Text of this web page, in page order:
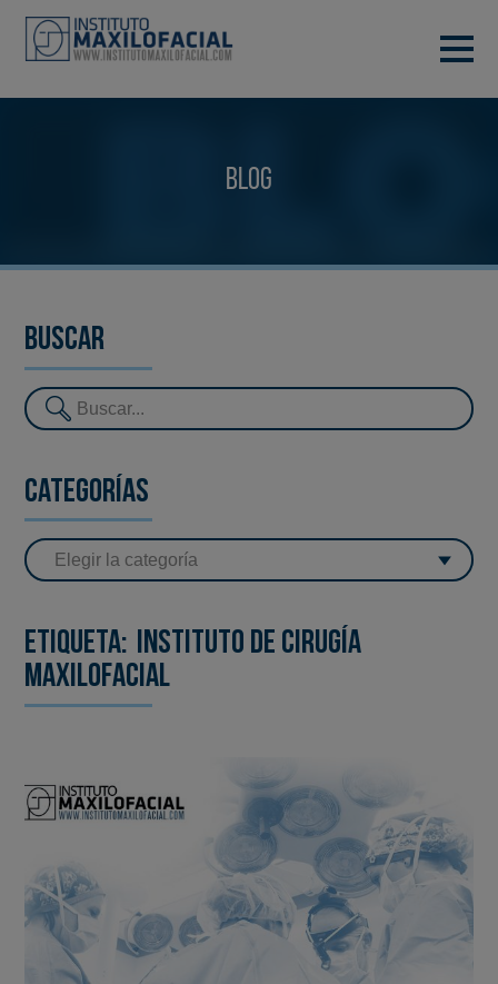
Blog
Buscar
Categorías
Etiqueta: Instituto de Cirugía
maxilofacial